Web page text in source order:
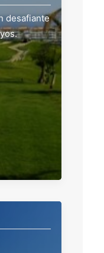
desafiante